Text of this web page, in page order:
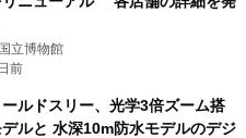
立博物館
前
ルドスリー、光学3倍ズーム搭
ルと 水深10m防水モデルのデジ